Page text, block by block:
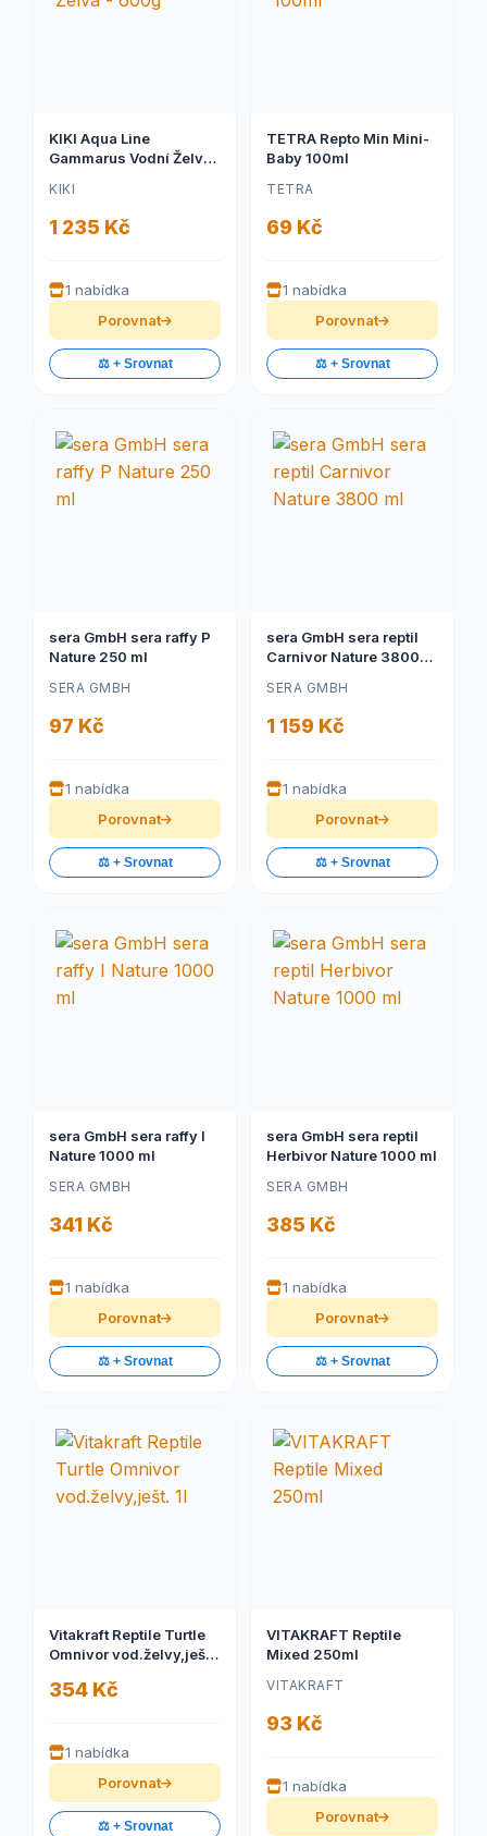
KIKI Aqua Line
Gammarus Vodní Želva
KIKI
1 235 Kč
1 nabídka
Porovnat
⚖️ + Srovnat
TETRA Repto Min Mini-
Baby 100ml
TETRA
69 Kč
1 nabídka
Porovnat
⚖️ + Srovnat
sera GmbH sera raffy P
Nature 250 ml
SERA GMBH
97 Kč
1 nabídka
Porovnat
⚖️ + Srovnat
sera GmbH sera reptil
Carnivor Nature 3800
SERA GMBH
1 159 Kč
1 nabídka
Porovnat
⚖️ + Srovnat
sera GmbH sera raffy I
Nature 1000 ml
SERA GMBH
341 Kč
1 nabídka
Porovnat
⚖️ + Srovnat
sera GmbH sera reptil
Herbivor Nature 1000 ml
SERA GMBH
385 Kč
1 nabídka
Porovnat
⚖️ + Srovnat
Vitakraft Reptile Turtle
Omnivor vod.želvy,ješt.
354 Kč
1 nabídka
Porovnat
⚖️ + Srovnat
VITAKRAFT Reptile
Mixed 250ml
VITAKRAFT
93 Kč
1 nabídka
Porovnat